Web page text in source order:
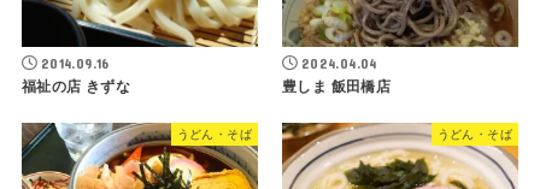
2014.09.16
福祉の店 きずな
2024.04.04
豊しま 飯田橋店
うどん・そば うどん・そば